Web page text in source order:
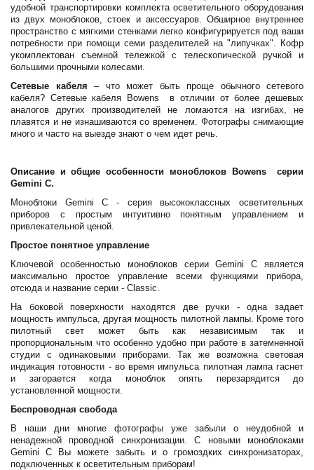
удобной транспортировки комплекта осветительного оборудования
из двух моноблоков, стоек и аксессуаров. Обширное внутреннее
пространство с мягкими стенками легко конфигурируется под ваши
потребности при помощи семи разделителей на "липучках". Кофр
укомплектован съемной тележкой с телескопической ручкой и
большими прочными колесами.
Сетевые кабеля – что может быть проще обычного сетевого
кабеля? Сетевые кабеля Bowens в отличии от более дешевых
аналогов других производителей не ломаются на изгибах, не
плавятся и не изнашиваются со временем. Фотографы снимающие
много и часто на выезде знают о чем идет речь.
Описание и общие особенности моноблоков Bowens серии
Gemini C.
Моноблоки Gemini C - серия высококлассных осветительных
приборов с простым интуитивно понятным управлением и
привлекательной ценой.
Простое понятное управление
Ключевой особенностью моноблоков серии Gemini C является
максимально простое управление всеми функциями прибора,
отсюда и название серии - Classic.
На боковой поверхности находятся две ручки - одна задает
мощность импульса, другая мощность пилотной лампы. Кроме того
пилотный свет может быть как независимым так и
пропорциональным что особенно удобно при работе в затемненной
студии с одинаковыми приборами. Так же возможна световая
индикация готовности - во время импульса пилотная лампа гаснет
и загорается когда моноблок опять перезарядится до
установленной мощности.
Беспроводная свобода
В наши дни многие фотографы уже забыли о неудобной и
ненадежной проводной синхронизации. С новыми моноблоками
Gemini C Вы можете забыть и о громоздких синхронизаторах,
подключенных к осветительным приборам!